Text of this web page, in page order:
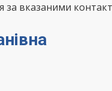
вказаними